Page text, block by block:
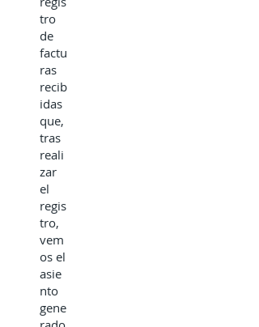
tro
de
factu
ras
recib
idas
que,
tras
reali
zar
el
regis
tro,
vem
os el
asie
nto
gene